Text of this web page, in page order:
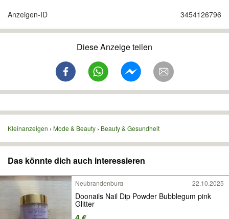
Anzeigen-ID 3454126796
Diese Anzeige teilen
Kleinanzeigen Mode & Beauty Beauty & Gesundheit
Das könnte dich auch interessieren
Neubrandenburg 22.10.2025
Doonails Nail Dip Powder Bubblegum pink
Glitter